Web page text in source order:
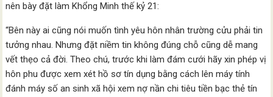
nên bày đặt làm Khổng Minh thế kỷ 21:
“Bên này ai cũng nói muốn tình yêu hôn nhân trường cửu phải tin
tưởng nhau. Nhưng đặt niềm tin không đúng chỗ cũng dễ mang
vết thẹo cả đời. Theo chú, trước khi làm đám cưới hãy xin phép vị
hôn phu được xem xét hồ sơ tín dụng bằng cách lên máy tính
đánh máy số an sinh xã hội xem nợ nần chi tiêu tiền bạc thẻ tín